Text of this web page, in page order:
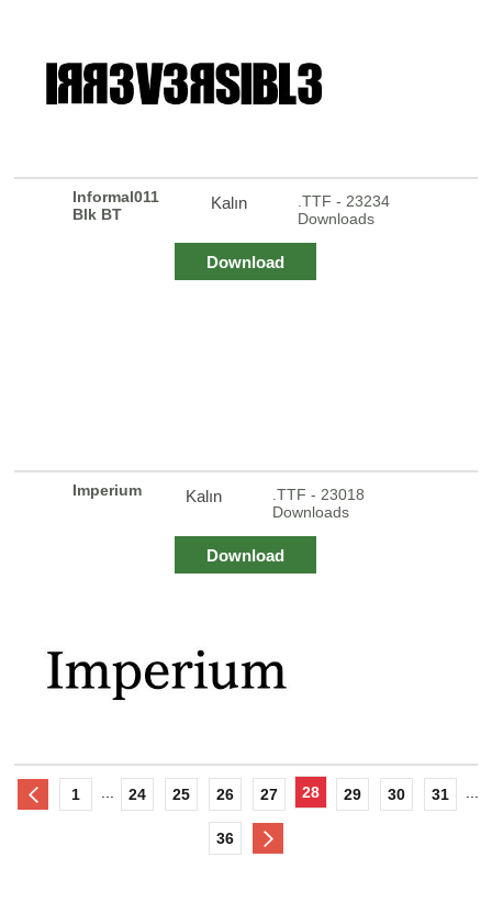
Informal011
Blk BT
Kalın
.TTF - 23234
Downloads
Download
Imperium Kalın
.TTF - 23018
Downloads
Download
1 24 25 26 27 28 29 30 31
36